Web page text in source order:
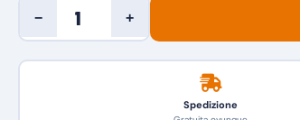
− +
Spedizione